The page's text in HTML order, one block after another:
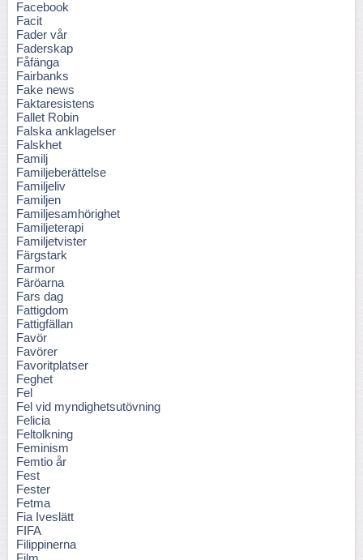
Facebook
Facit
Fader vår
Faderskap
Fåfänga
Fairbanks
Fake news
Faktaresistens
Fallet Robin
Falska anklagelser
Falskhet
Familj
Familjeberättelse
Familjeliv
Familjen
Familjesamhörighet
Familjeterapi
Familjetvister
Färgstark
Farmor
Färöarna
Fars dag
Fattigdom
Fattigfällan
Favör
Favörer
Favoritplatser
Feghet
Fel
Fel vid myndighetsutövning
Felicia
Feltolkning
Feminism
Femtio år
Fest
Fester
Fetma
Fia Iveslätt
FIFA
Filippinerna